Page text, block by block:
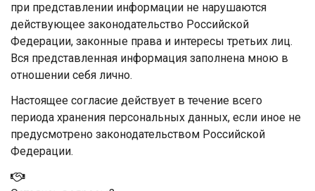
при представлении информации не нарушаются
действующее законодательство Российской
Федерации, законные права и интересы третьих лиц.
Вся представленная информация заполнена мною в
отношении себя лично.
Настоящее согласие действует в течение всего
периода хранения персональных данных, если иное не
предусмотрено законодательством Российской
Федерации.